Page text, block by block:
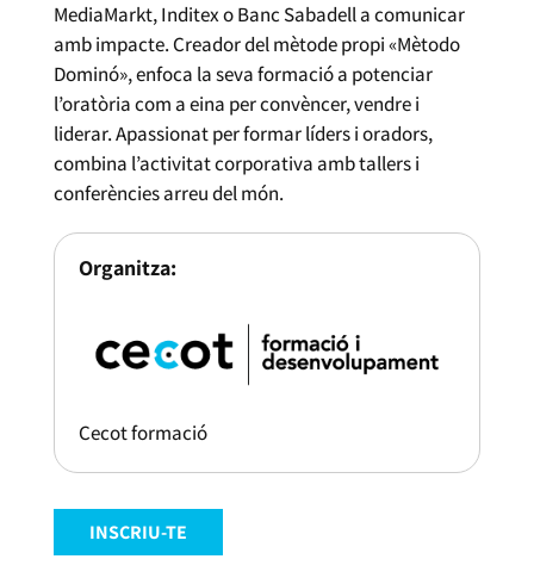
MediaMarkt, Inditex o Banc Sabadell a comunicar
amb impacte. Creador del mètode propi «Mètodo
Dominó», enfoca la seva formació a potenciar
l’oratòria com a eina per convèncer, vendre i
liderar. Apassionat per formar líders i oradors,
combina l’activitat corporativa amb tallers i
conferències arreu del món.
Organitza:
Cecot formació
INSCRIU-TE